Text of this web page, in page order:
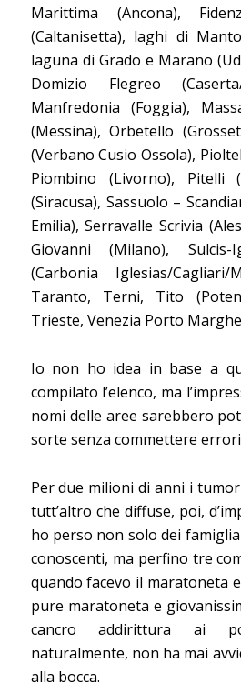
Marittima (Ancona),
(Caltanisetta), laghi di
laguna di Grado e Marano
Domizio Flegreo
Manfredonia (Foggia),
(Messina), Orbetello
(Verbano Cusio Ossola),
Piombino (Livorno), Pitelli
(Siracusa), Sassuolo –
Emilia), Serravalle Scrivia
Giovanni (Milano), Sulcis-
(Carbonia Iglesias/Cagliari/
Taranto, Terni, Tito
Trieste, Venezia Porto
Io non ho idea in base a
compilato l’elenco, ma
nomi delle aree sarebbero
sorte senza commettere
Per due milioni di anni i
tutt’altro che diffuse, poi,
ho perso non solo dei
conoscenti, ma perfino tre
quando facevo il maratoneta
pure maratoneta e
cancro addirittura ai
naturalmente, non ha mai
alla bocca.